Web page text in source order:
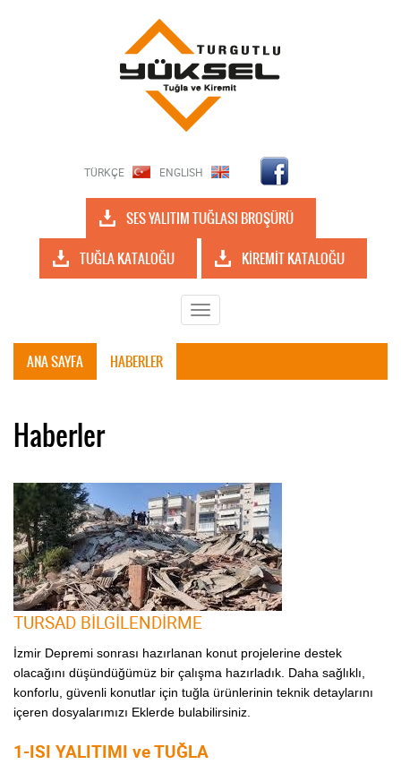
TÜRKÇE ENGLISH
SES YALITIM TUĞLASI BROŞÜRÜ
TUĞLA KATALOĞU
KİREMİT KATALOĞU
Toggle
navigation
ANA SAYFA HABERLER
Haberler
TURSAD BİLGİLENDİRME
İzmir Depremi sonrası hazırlanan konut projelerine destek
olacağını düşündüğümüz bir çalışma hazırladık. Daha sağlıklı,
konforlu, güvenli konutlar için tuğla ürünlerinin teknik detaylarını
içeren dosyalarımızı Eklerde bulabilirsiniz.
1-ISI YALITIMI ve TUĞLA